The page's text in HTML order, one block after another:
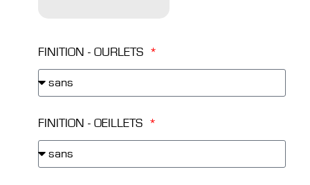
FINITION - OURLETS
FINITION - OEILLETS